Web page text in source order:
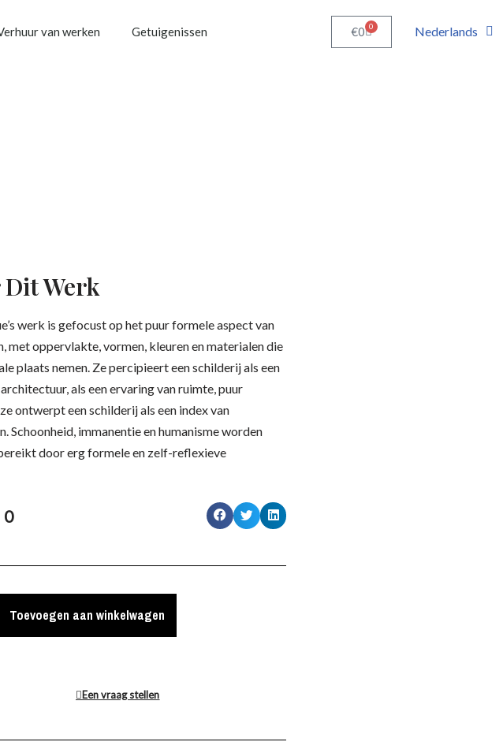
van werken Getuigenissen €0 0 Nederlands
Dit Werk
werk is gefocust op het puur formele aspect van
met oppervlakte, vormen, kleuren en materialen die
plaats nemen. Ze percipieert een schilderij als een
als een ervaring van ruimte, puur
ontwerpt een schilderij als een index van
Schoonheid, immanentie en humanisme worden
door erg formele en zelf-reflexieve
Toevoegen aan winkelwagen
Een vraag stellen